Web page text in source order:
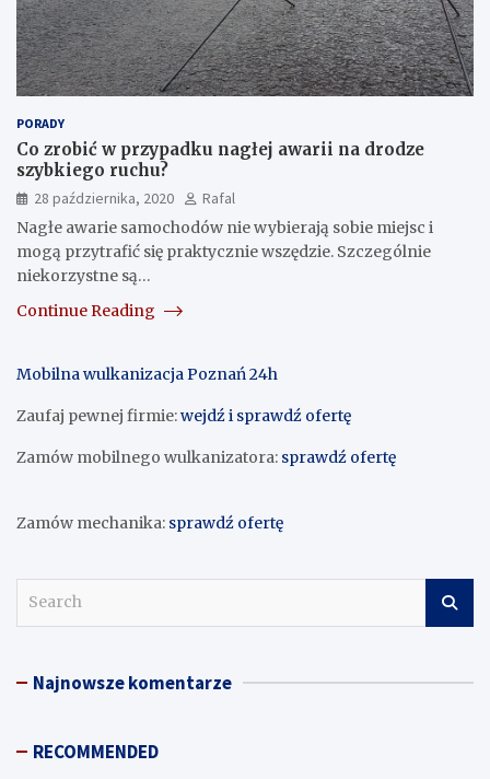
PORADY
Co zrobić w przypadku nagłej awarii na drodze
szybkiego ruchu?
28 października, 2020
Rafal
Nagłe awarie samochodów nie wybierają sobie miejsc i
mogą przytrafić się praktycznie wszędzie. Szczególnie
niekorzystne są…
Continue Reading
Mobilna wulkanizacja Poznań 24h
Zaufaj pewnej firmie:wejdź i sprawdź ofertę
Zamów mobilnego wulkanizatora: sprawdź ofertę
Zamów mechanika: sprawdź ofertę
c Najnowsze komentarze
RECOMMENDED